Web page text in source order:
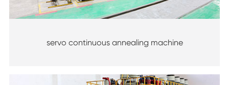
servo continuous annealing machine